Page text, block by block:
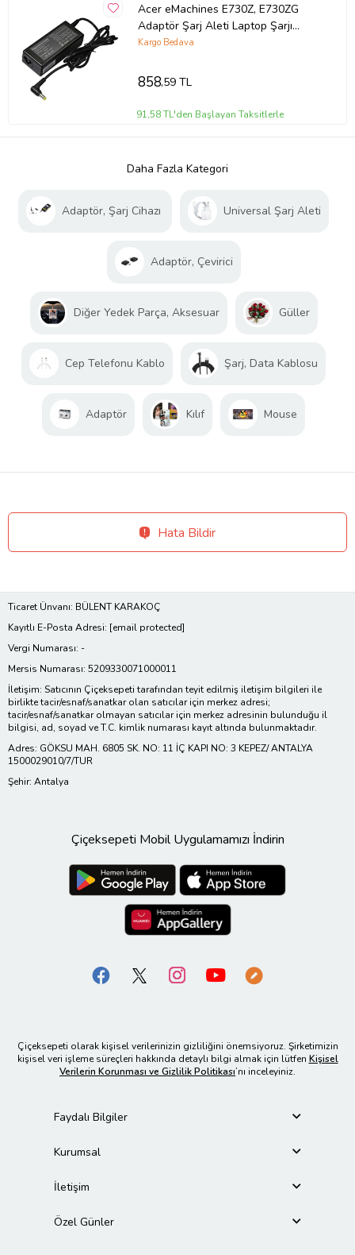
Acer eMachines E730Z, E730ZG
Adaptör Şarj Aleti Laptop Şarjı
(Siyah)
Kargo Bedava
858,59 TL
91,58 TL'den Başlayan Taksitlerle
Daha Fazla Kategori
Adaptör, Şarj Cihazı Universal Şarj Aleti
Adaptör, Çevirici
Diğer Yedek Parça, Aksesuar Güller
Cep Telefonu Kablo Şarj, Data Kablosu
Adaptör Kılıf Mouse
Hata Bildir
Ticaret Ünvanı: BÜLENT KARAKOÇ
Kayıtlı E-Posta Adresi: [email protected]
Vergi Numarası: -
Mersis Numarası: 5209330071000011
İletişim: Satıcının Çiçeksepeti tarafından teyit edilmiş iletişim bilgileri ile
birlikte tacir/esnaf/sanatkar olan satıcılar için merkez adresi;
tacir/esnaf/sanatkar olmayan satıcılar için merkez adresinin bulunduğu il
bilgisi, ad, soyad ve T.C. kimlik numarası kayıt altında bulunmaktadır.
Adres: GÖKSU MAH. 6805 SK. NO: 11 İÇ KAPI NO: 3 KEPEZ/ ANTALYA
1500029010/7/TUR
Şehir: Antalya
Çiçeksepeti Mobil Uygulamamızı İndirin
Çiçeksepeti olarak kişisel verilerinizin gizliliğini önemsiyoruz. Şirketimizin
kişisel veri işleme süreçleri hakkında detaylı bilgi almak için lütfen Kişisel
Verilerin Korunması ve Gizlilik Politikası’nı inceleyiniz.
Faydalı Bilgiler
Kurumsal
İletişim
Özel Günler